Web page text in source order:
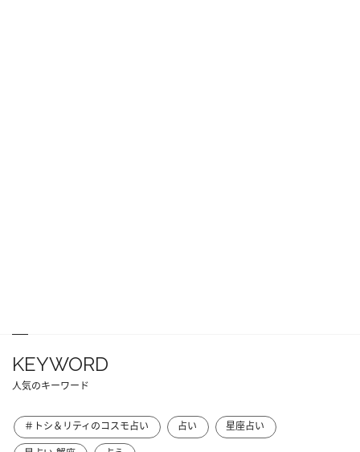
KEYWORD
人気のキーワード
＃トシ＆リティのコスモ占い 占い
星座占い